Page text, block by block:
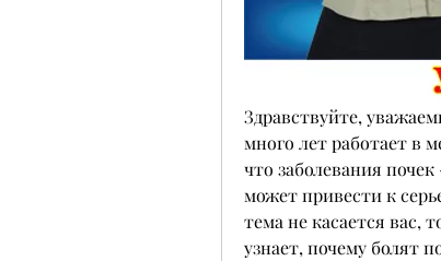
Здравствуйте,
много лет работает в
что заболевания
может привести к
тема не касается вас,
узнает, почему болят